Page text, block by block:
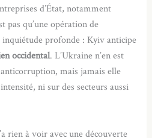
d’État, notamment
pas qu’une opération de
profonde : Kyiv anticipe
occidental. L’Ukraine n’en est
mais jamais elle
ni sur des secteurs aussi
rien à voir avec une découverte